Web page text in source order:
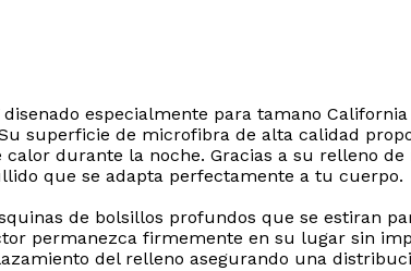
especialmente para tamano
superficie de microfibra de alta calidad
durante la noche. Gracias a su relleno
que se adapta perfectamente a tu cuerpo.
de bolsillos profundos que se estiran
permanezca firmemente en su lugar sin
del relleno asegurando una